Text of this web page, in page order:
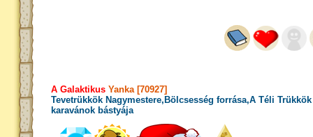
A Galaktikus Yanka [70927]
Tevetrükkök Nagymestere,Bölcsesség forrása,A Téli
karavánok bástyája